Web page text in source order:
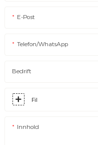
E-Post
Telefon/WhatsApp
Bedrift
Fil
Innhold